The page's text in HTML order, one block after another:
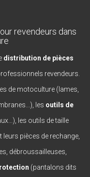
revendeurs dans
distribution de pièces
revendeurs.
de motoculture (lames,
les outils de
les outils de taille
leurs pièces de rechange,
débroussailleuses,
(pantalons dits